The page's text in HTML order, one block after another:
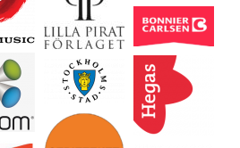
Följ på Instagram